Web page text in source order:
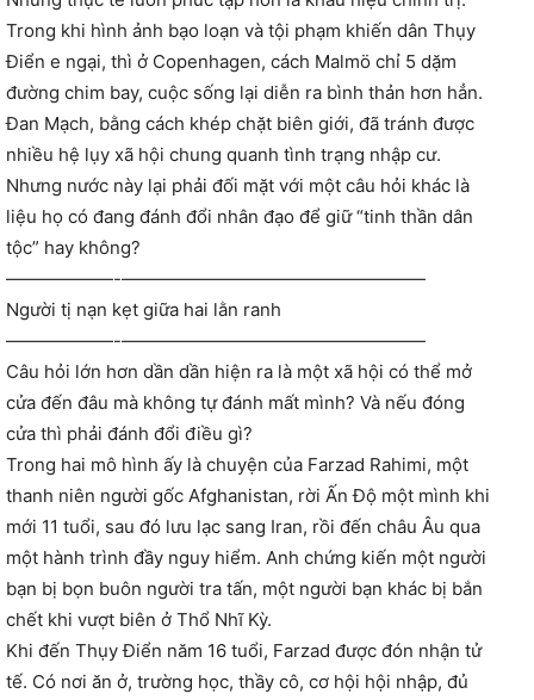
Trong khi hình ảnh bạo loạn và tội phạm khiến dân Thụy
Điển e ngại, thì ở Copenhagen, cách Malmö chỉ 5 dặm
đường chim bay, cuộc sống lại diễn ra bình thản hơn hẳn.
Đan Mạch, bằng cách khép chặt biên giới, đã tránh được
nhiều hệ lụy xã hội chung quanh tình trạng nhập cư.
Nhưng nước này lại phải đối mặt với một câu hỏi khác là
liệu họ có đang đánh đổi nhân đạo để giữ “tinh thần dân
tộc” hay không?
——————-—————————————————
Người tị nạn kẹt giữa hai lằn ranh
——————-—————————————————
Câu hỏi lớn hơn dần dần hiện ra là một xã hội có thể mở
cửa đến đâu mà không tự đánh mất mình? Và nếu đóng
cửa thì phải đánh đổi điều gì?
Trong hai mô hình ấy là chuyện của Farzad Rahimi, một
thanh niên người gốc Afghanistan, rời Ấn Độ một mình khi
mới 11 tuổi, sau đó lưu lạc sang Iran, rồi đến châu Âu qua
một hành trình đầy nguy hiểm. Anh chứng kiến một người
bạn bị bọn buôn người tra tấn, một người bạn khác bị bắn
chết khi vượt biên ở Thổ Nhĩ Kỳ.
Khi đến Thụy Điển năm 16 tuổi, Farzad được đón nhận tử
tế. Có nơi ăn ở, trường học, thầy cô, cơ hội hội nhập, đủ